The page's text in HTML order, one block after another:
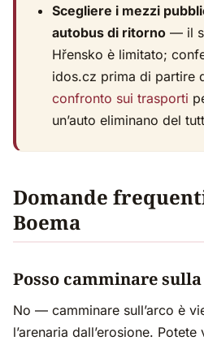
Scegliere i mezzi
autobus di ritorno — il
Hřensko è limitato;
idos.cz prima di partire
confronto sui trasporti
un’auto eliminano del
Domande
Boema
Posso camminare
No — camminare sull’arco è
l’arenaria dall’erosione.